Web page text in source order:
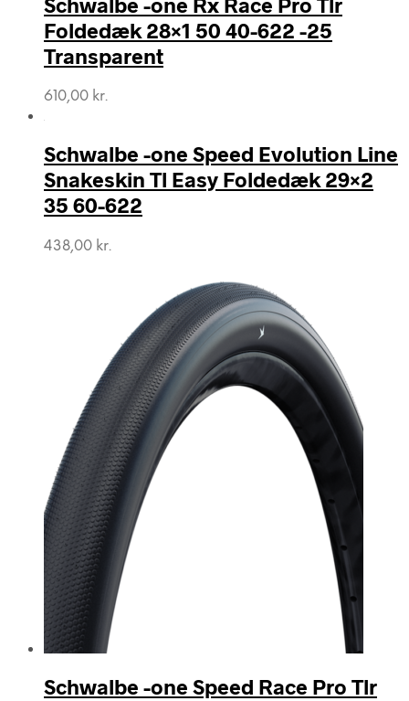
Foldedæk 28×1 50 40-622 -25
Transparent
610,00 kr.
Schwalbe -one Speed Evolution Line
Snakeskin Tl Easy Foldedæk 29×2
35 60-622
438,00 kr.
Schwalbe -one Speed Race Pro Tlr